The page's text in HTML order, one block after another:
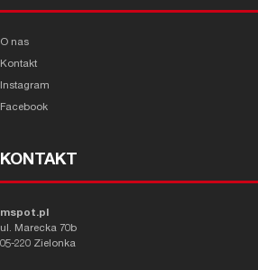
O nas
Kontakt
Instagram
Facebook
KONTAKT
mspot.pl
ul. Marecka 70b
05-220 Zielonka